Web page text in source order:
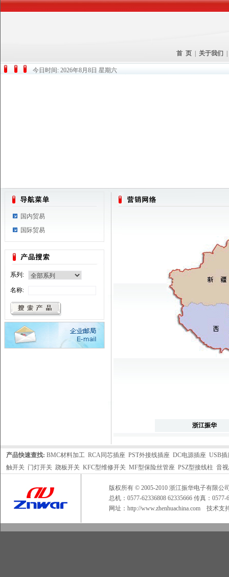
首 页| 关于我们
今日时间: 2026年8月8日 星期六
国内贸易
国际贸易
系列:
名称:
浙江振华
产品快速查找: BMC材料加工 RCA同芯插座 PST外接线插座 DC电源插座 USB插
触开关 门灯开关 跷板开关 KFC型维修开关 MF型保险丝管座 PSZ型接线柱 音
版权所有 © 2005-2010 浙江振华电子有限
总机：0577-62336808 62335666 传真：
网址： http://www.zhenhuachina.com 技术支